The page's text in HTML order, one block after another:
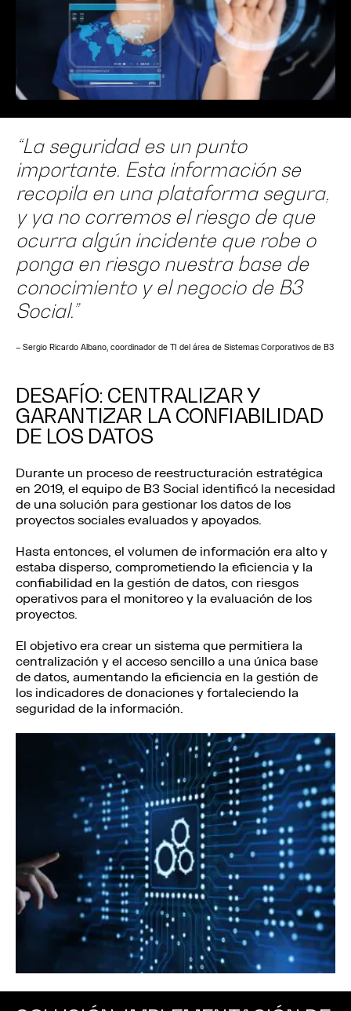
“La seguridad es un punto
importante. Esta información se
recopila en una plataforma segura,
y ya no corremos el riesgo de que
ocurra algún incidente que robe o
ponga en riesgo nuestra base de
conocimiento y el negocio de B3
Social.”
– Sergio Ricardo Albano, coordinador de TI del área de Sistemas Corporativos de B3
DESAFÍO: CENTRALIZAR Y
GARANTIZAR LA CONFIABILIDAD
DE LOS DATOS
Durante un proceso de reestructuración estratégica
en 2019, el equipo de B3 Social identificó la necesidad
de una solución para gestionar los datos de los
proyectos sociales evaluados y apoyados.
Hasta entonces, el volumen de información era alto y
estaba disperso, comprometiendo la eficiencia y la
confiabilidad en la gestión de datos, con riesgos
operativos para el monitoreo y la evaluación de los
proyectos.
El objetivo era crear un sistema que permitiera la
centralización y el acceso sencillo a una única base
de datos, aumentando la eficiencia en la gestión de
los indicadores de donaciones y fortaleciendo la
seguridad de la información.